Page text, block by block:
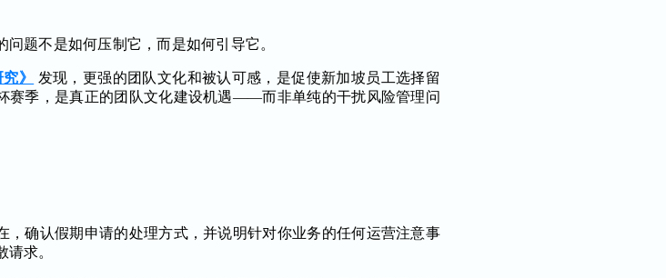
题不是如何压制它，而是如何引导它。
》
发现，更强的团队文化和被认可感，是促使新加坡员工选择留
赛季，是真正的团队文化建设机遇——而非单纯的干扰风险管理问
确认假期申请的处理方式，并说明针对你业务的任何运营注意事
求。